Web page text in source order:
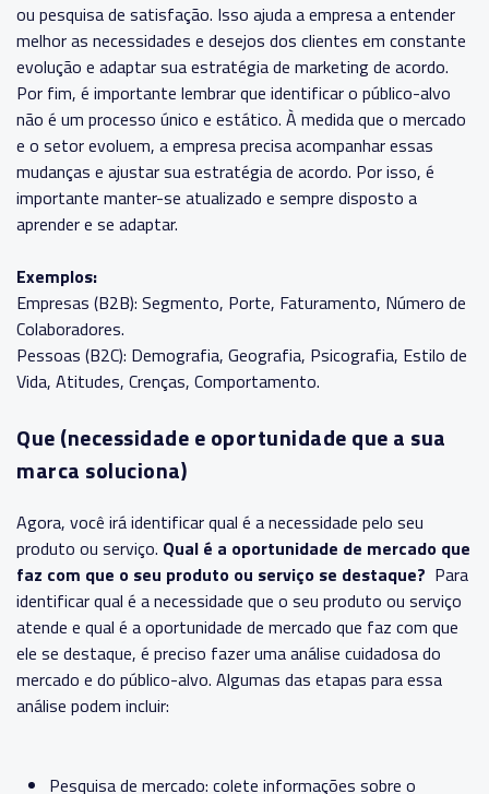
ou pesquisa de satisfação. Isso ajuda a empresa a entender
melhor as necessidades e desejos dos clientes em constante
evolução e adaptar sua estratégia de marketing de acordo.
Por fim, é importante lembrar que identificar o público-alvo
não é um processo único e estático. À medida que o mercado
e o setor evoluem, a empresa precisa acompanhar essas
mudanças e ajustar sua estratégia de acordo. Por isso, é
importante manter-se atualizado e sempre disposto a
aprender e se adaptar.
Exemplos:
Empresas (B2B): Segmento, Porte, Faturamento, Número de
Colaboradores.
Pessoas (B2C): Demografia, Geografia, Psicografia, Estilo de
Vida, Atitudes, Crenças, Comportamento.
Que (necessidade e oportunidade que a sua
marca soluciona)
Agora, você irá identificar qual é a necessidade pelo seu
produto ou serviço. Qual é a oportunidade de mercado que
faz com que o seu produto ou serviço se destaque? Para
identificar qual é a necessidade que o seu produto ou serviço
atende e qual é a oportunidade de mercado que faz com que
ele se destaque, é preciso fazer uma análise cuidadosa do
mercado e do público-alvo. Algumas das etapas para essa
análise podem incluir:
Pesquisa de mercado: colete informações sobre o